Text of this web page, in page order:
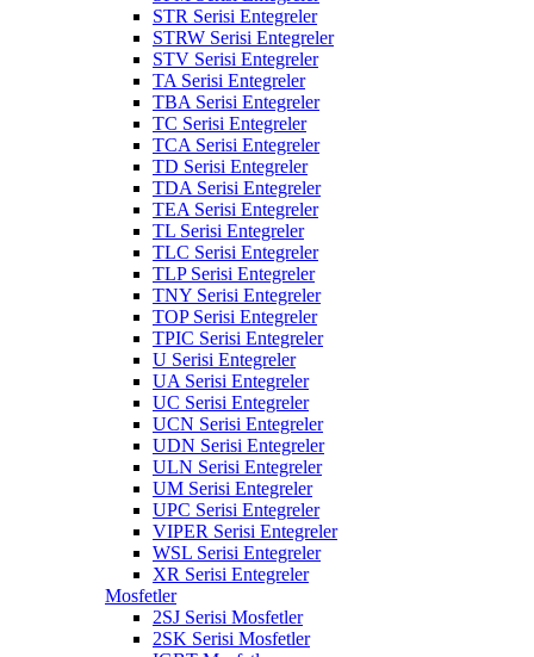
STR Serisi Entegreler
STRW Serisi Entegreler
STV Serisi Entegreler
TA Serisi Entegreler
TBA Serisi Entegreler
TC Serisi Entegreler
TCA Serisi Entegreler
TD Serisi Entegreler
TDA Serisi Entegreler
TEA Serisi Entegreler
TL Serisi Entegreler
TLC Serisi Entegreler
TLP Serisi Entegreler
TNY Serisi Entegreler
TOP Serisi Entegreler
TPIC Serisi Entegreler
U Serisi Entegreler
UA Serisi Entegreler
UC Serisi Entegreler
UCN Serisi Entegreler
UDN Serisi Entegreler
ULN Serisi Entegreler
UM Serisi Entegreler
UPC Serisi Entegreler
VIPER Serisi Entegreler
WSL Serisi Entegreler
XR Serisi Entegreler
Mosfetler
2SJ Serisi Mosfetler
2SK Serisi Mosfetler